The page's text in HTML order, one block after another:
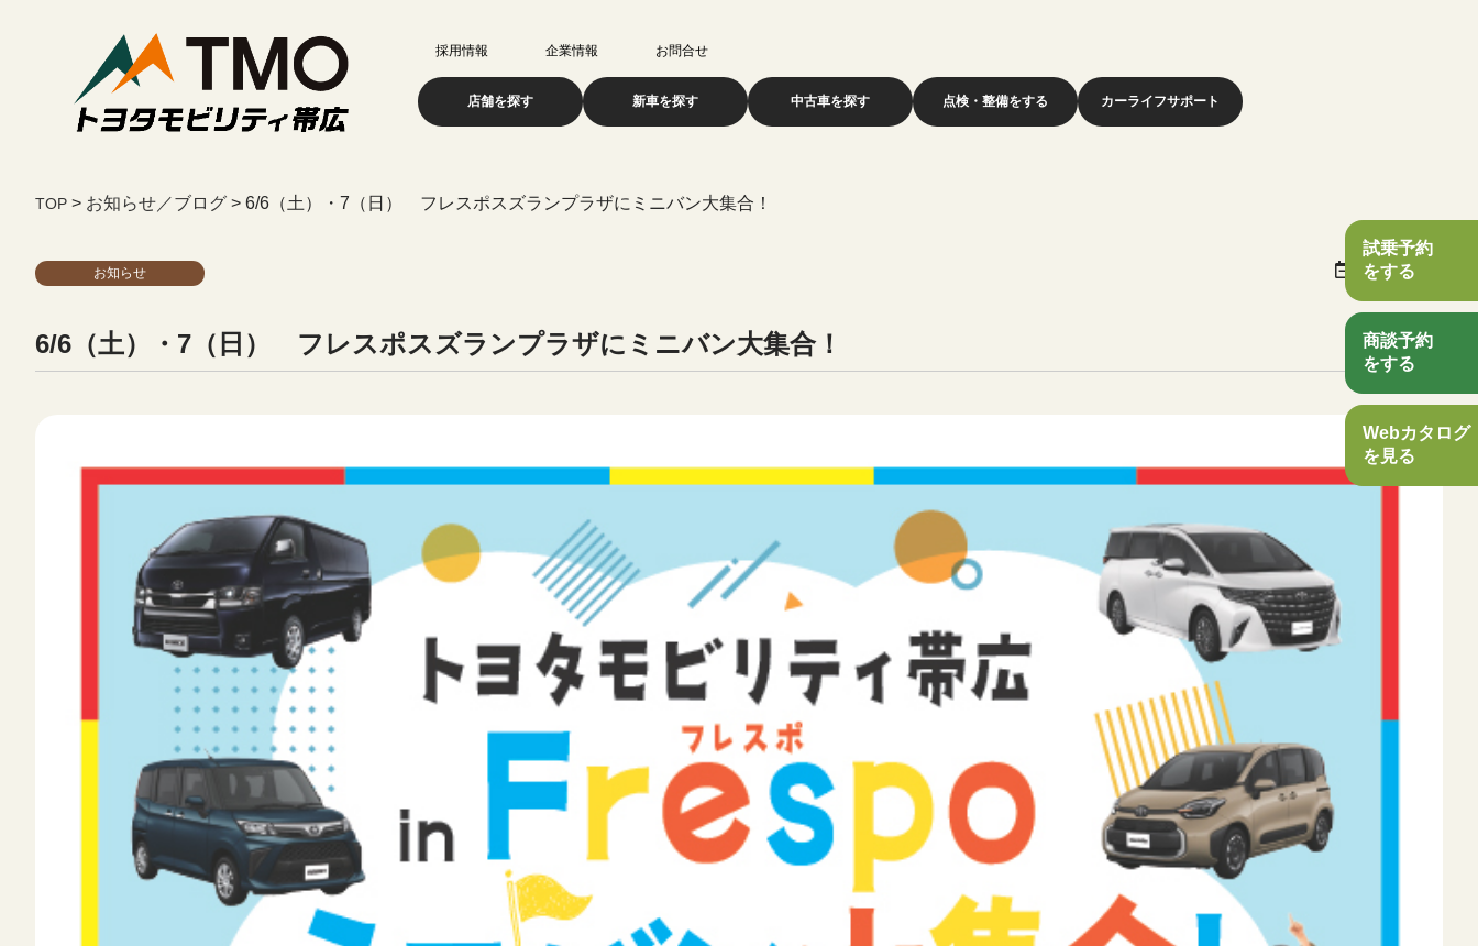
採用情報 企業情報 お問合せ
店舗を探す 新車を探す 中古車を探す 点検・整備をする カーライフサポート
試乗予約
をする
商談予約
をする
Webカタログ
を見る
> お知らせ／ブログ > 6/6（土）・7（日） フレスポスズランプラザにミニバン大集合！
お知らせ 2026/05/22
6/6（土）・7（日） フレスポスズランプラザにミニバン大集合！